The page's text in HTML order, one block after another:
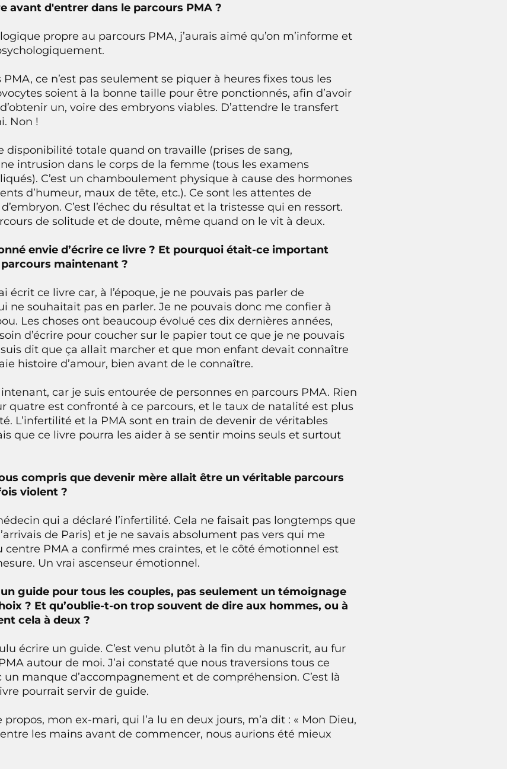
avant d'entrer dans le parcours PMA ?
propre au parcours PMA, j’aurais aimé qu’on m’informe et
ce n’est pas seulement se piquer à heures fixes tous les
soient à la bonne taille pour être ponctionnés, afin d’avoir
un, voire des embryons viables. D’attendre le transfert
Non !
disponibilité totale quand on travaille (prises de sang,
intrusion dans le corps de la femme (tous les examens
C’est un chamboulement physique à cause des hormones
d’humeur, maux de tête, etc.). Ce sont les attentes de
C’est l’échec du résultat et la tristesse qui en ressort.
de solitude et de doute, même quand on le vit à deux.
envie d’écrire ce livre ? Et pourquoi était-ce important
maintenant ?
écrit ce livre car, à l’époque, je ne pouvais pas parler de
ne souhaitait pas en parler. Je ne pouvais donc me confier à
Les choses ont beaucoup évolué ces dix dernières années,
d’écrire pour coucher sur le papier tout ce que je ne pouvais
dit que ça allait marcher et que mon enfant devait connaître
histoire d’amour, bien avant de le connaître.
car je suis entourée de personnes en parcours PMA. Rien
quatre est confronté à ce parcours, et le taux de natalité est plus
L’infertilité et la PMA sont en train de devenir de véritables
que ce livre pourra les aider à se sentir moins seuls et surtout
compris que devenir mère allait être un véritable parcours
violent ?
qui a déclaré l’infertilité. Cela ne faisait pas longtemps que
de Paris) et je ne savais absolument pas vers qui me
centre PMA a confirmé mes craintes, et le côté émotionnel est
Un vrai ascenseur émotionnel.
guide pour tous les couples, pas seulement un témoignage
? Et qu’oublie-t-on trop souvent de dire aux hommes, ou à
cela à deux ?
écrire un guide. C’est venu plutôt à la fin du manuscrit, au fur
autour de moi. J’ai constaté que nous traversions tous ce
manque d’accompagnement et de compréhension. C’est là
pourrait servir de guide.
propos, mon ex-mari, qui l’a lu en deux jours, m’a dit : « Mon Dieu,
les mains avant de commencer, nous aurions été mieux